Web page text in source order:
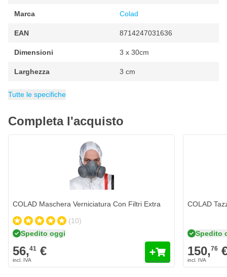
Design brevettato con fori e forma ondulata
Migliore miscelazione della vernice
Marca Colad
EAN 8714247031636
Dimensioni 3 x 30cm
Larghezza 3 cm
Lunghezza
Categoria
Tutte le specifiche
Completa l'acquisto
COLAD Maschera Verniciatura Con Filtri Extra
(10)
Spedito oggi
56,41 €
COLAD
Spedito
150,76